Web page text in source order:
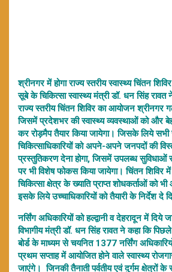
श्रीनगर में होगा राज्य स्तरीय स्वास्थ्य चिंतन शिविर
सूबे के चिकित्सा स्वास्थ्य मंत्री डॉ. धन सिंह रावत
राज्य स्तरीय चिंतन शिविर का आयोजन श्रीनगर
जिसमें प्रदेशभर की स्वास्थ्य व्यवस्थाओं को और
कर रोड़मैप तैयार किया जायेगा। जिसके लिये
चिकित्साधिकारियों को अपने-अपने जनपदों की
प्रस्तुतिकरण देना होगा, जिसमें उपलब्ध सुविधाओं
पर भी विशेष फोकस किया जायेगा। चिंतन शिविर में
चिकित्सा क्षेत्र के ख्याति प्राप्त शोधकर्ताओं को
इसके लिये उच्चाधिकारियों को तैयारी के निर्देश दे
नर्सिंग अधिकारियों को हल्द्वानी व देहरादून में दिये
विभागीय मंत्री डॉ. धन सिंह रावत ने कहा कि
बोर्ड के माध्यम से चयनित 1377 नर्सिंग
प्रथम सप्ताह में आयोजित होने वाले स्वास्थ्य
जाएंगे। जिनकी तैनाती पर्वतीय एवं दुर्गम क्षेत्रों के